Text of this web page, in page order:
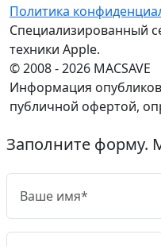
Политика
Специализированный
техники Apple.
© 2008 - 2026 MACSAVE
Информация
публичной офертой,
Заполните форму.